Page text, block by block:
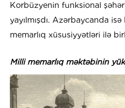
Korbüzyenin funksional
yayılmışdı. Azərbaycanda
memarlıq xüsusiyyətləri ilə
Milli memarlıq məktəbinin